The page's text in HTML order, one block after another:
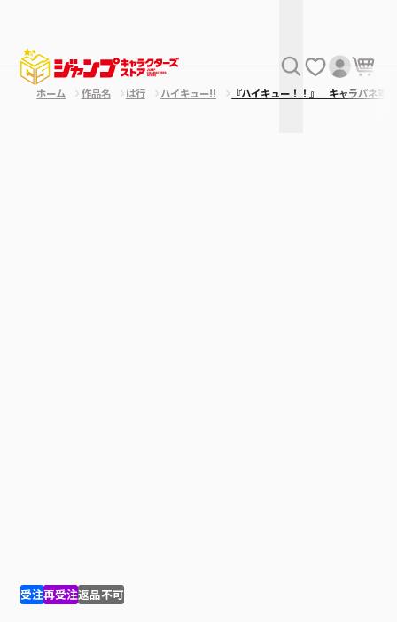
ホーム 作品名 は行 ハイキュー!! 『ハイキュー！！』 キャラパネ
受注再受注返品不可